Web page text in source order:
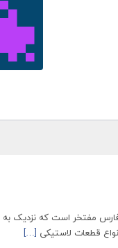
مفتخر است که نزدیک به
قطعات لاستیکی […]